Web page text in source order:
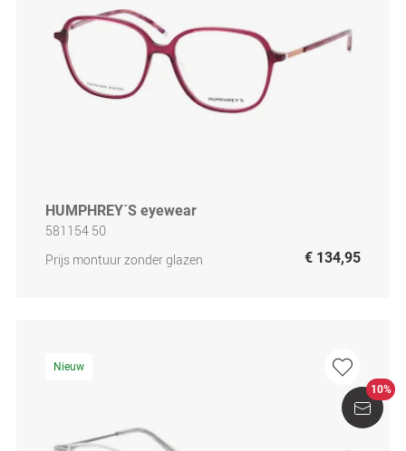
HUMPHREY´S eyewear
581154 50
Prijs montuur zonder glazen
€ 134,95
Nieuw
10%